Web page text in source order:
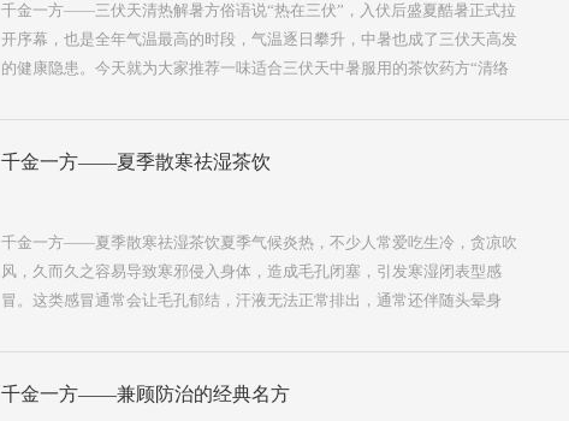
千金一方——三伏天清热解暑方俗语说“热在三伏”，入伏后盛夏酷暑正式拉
开序幕，也是全年气温最高的时段，气温逐日攀升，中暑也成了三伏天高发
的健康隐患。今天就为大家推荐一味适合三伏天中暑服用的茶饮药方“清络
贪凉，比如大量吃生冷或冷水久浴等引发的暑热病症，属“阴暑”；长时间处
在高温闷热环境劳作引发的中暑，属“阳暑”，也就是我们常说的普通中
饮】（《温病条辨》）【药物组成】鲜荷叶6g，鲜金银花9g，丝瓜皮6g，
西瓜翠衣6g，鲜扁豆花6g，鲜竹叶心6g。（来源：中国中药杂志微信公众
号）【用法用量】将药材洗净，沸水冲泡代茶，少量频服...
千金一方——夏季散寒祛湿茶饮
千金一方——夏季散寒祛湿茶饮夏季气候炎热，不少人常爱吃生冷，贪凉吹
风，久而久之容易导致寒邪侵入身体，造成毛孔闭塞，引发寒湿闭表型感
冒。这类感冒通常会让毛孔郁结，汗液无法正常排出，通常还伴随头晕身
荐一款操作简单，可日常冲泡饮用的茶饮方——香薷饮。香薷饮出自《太平
惠民和剂局方》，核心功效为解表散寒，专门针对夏季外感风寒及内伤湿滞
千金一方——兼顾防治的经典名方